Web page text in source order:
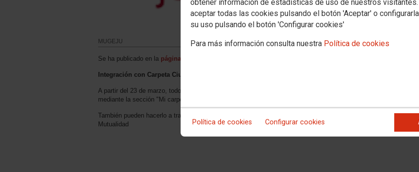
obtener información de estadísticas de uso de nuestros
aceptar todas las cookies pulsando el botón 'Aceptar' o
su uso pulsando el botón 'Configurar cookies'
Para más información consulta nuestra Política de cookies
Política de cookies Configurar cookies
MUGEJU
Se ha publicado en la página web de la Mutualidad General Judicial
Integración con Carpeta Ciudadana
A partir del 23 de marzo, todos los ciudadanos pueden consultar el estado de sus procedimientos en la Mutualidad
mediante la sección "Mi carpeta" del
También pueden hacerlo a través del servicio
de la sede electrónica de
Mutualidad